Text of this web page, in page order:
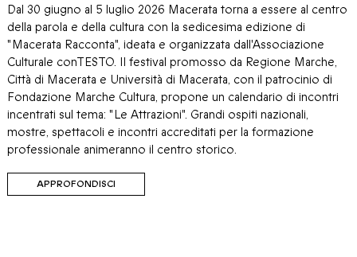
Dal 30 giugno al 5 luglio 2026 Macerata torna a essere al centro
della parola e della cultura con la sedicesima edizione di
"Macerata Racconta", ideata e organizzata dall'Associazione
Culturale conTESTO. Il festival promosso da Regione Marche,
Città di Macerata e Università di Macerata, con il patrocinio di
Fondazione Marche Cultura, propone un calendario di incontri
incentrati sul tema: "Le Attrazioni". Grandi ospiti nazionali,
mostre, spettacoli e incontri accreditati per la formazione
professionale animeranno il centro storico.
APPROFONDISCI